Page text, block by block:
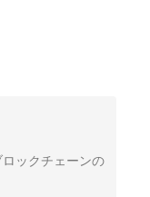
ックチェーンの